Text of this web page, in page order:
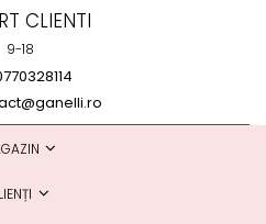
CLIENTI
9-18